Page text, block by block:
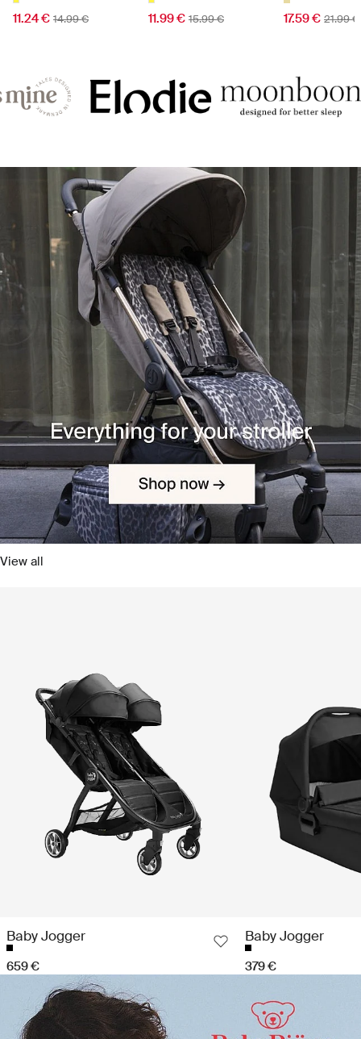
11.24 € 14.99 € 11.99 € 15.99 € 17.59 € 21.99 €
View all
Baby Jogger
659 €
Baby Jogger
379 €